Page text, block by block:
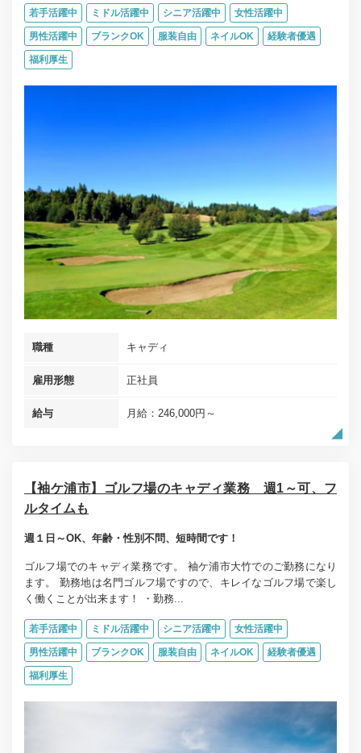
若手活躍中 ミドル活躍中 シニア活躍中 女性活躍中
男性活躍中 ブランクOK 服装自由 ネイルOK 経験者優遇
福利厚生
職種 キャディ
雇用形態 正社員
給与 月給：246,000円～
【袖ケ浦市】ゴルフ場のキャディ業務 週1～可、フ
ルタイムも
週１日～OK、年齢・性別不問、短時間です！
ゴルフ場でのキャディ業務です。 袖ケ浦市大竹でのご勤務になり
ます。 勤務地は名門ゴルフ場ですので、キレイなゴルフ場で楽し
く働くことが出来ます！ ・勤務...
若手活躍中 ミドル活躍中 シニア活躍中 女性活躍中
男性活躍中 ブランクOK 服装自由 ネイルOK 経験者優遇
福利厚生